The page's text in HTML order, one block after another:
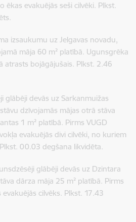
ēkas evakuējās seši cilvēki. Plkst.
izsaukumu uz Jelgavas novadu,
māja 60 m² platībā. Ugunsgrēka
atrasts bojāgājušais. Plkst. 2.46
glābēji devās uz Sarkanmuižas
dzīvojamās mājas otrā stāva
1 m² platībā. Pirms VUGD
evakuējās divi cilvēki, no kuriem
00.03 degšana likvidēta.
glābēji devās uz Dzintara
dārza māja 25 m² platībā. Pirms
cilvēks. Plkst. 17.43